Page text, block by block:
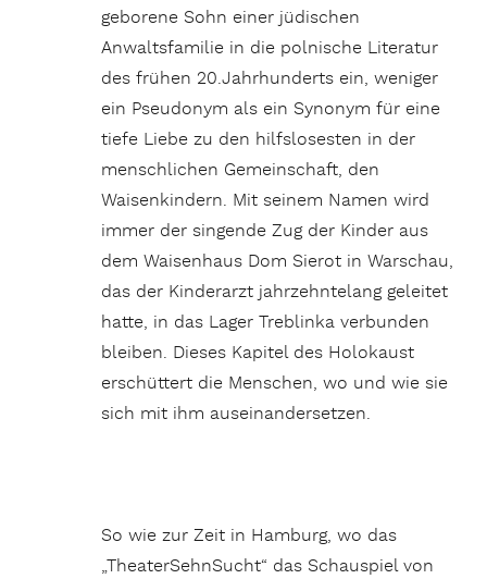
geborene Sohn einer jüdischen
Anwaltsfamilie in die polnische Literatur
des frühen 20.Jahrhunderts ein, weniger
ein Pseudonym als ein Synonym für eine
tiefe Liebe zu den hilfslosesten in der
menschlichen Gemeinschaft, den
Waisenkindern. Mit seinem Namen wird
immer der singende Zug der Kinder aus
dem Waisenhaus Dom Sierot in Warschau,
das der Kinderarzt jahrzehntelang geleitet
hatte, in das Lager Treblinka verbunden
bleiben. Dieses Kapitel des Holokaust
erschüttert die Menschen, wo und wie sie
sich mit ihm auseinandersetzen.
So wie zur Zeit in Hamburg, wo das
„TheaterSehnSucht“ das Schauspiel von